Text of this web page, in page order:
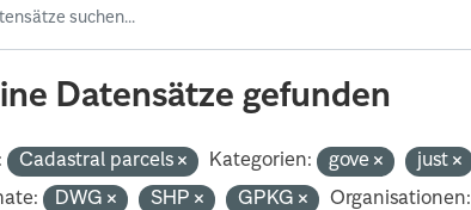
Datensätze gefunden
Cadastral parcels Kategorien: gove just
DWG SHP GPKG
Organisationen: